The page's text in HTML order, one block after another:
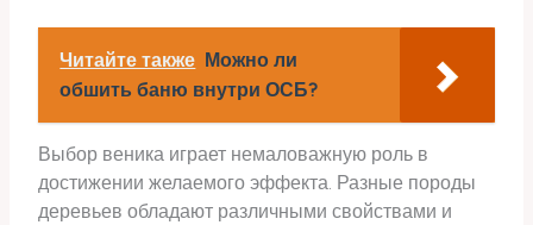
Читайте также Можно ли
обшить баню внутри ОСБ?
Выбор веника играет немаловажную роль в
достижении желаемого эффекта. Разные породы
деревьев обладают различными свойствами и